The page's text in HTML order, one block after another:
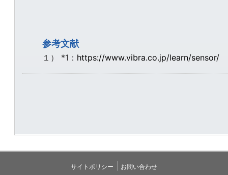
参考文献
１） *1： https://www.vibra.co.jp/learn/sensor/
サイトポリシー お問い合わせ